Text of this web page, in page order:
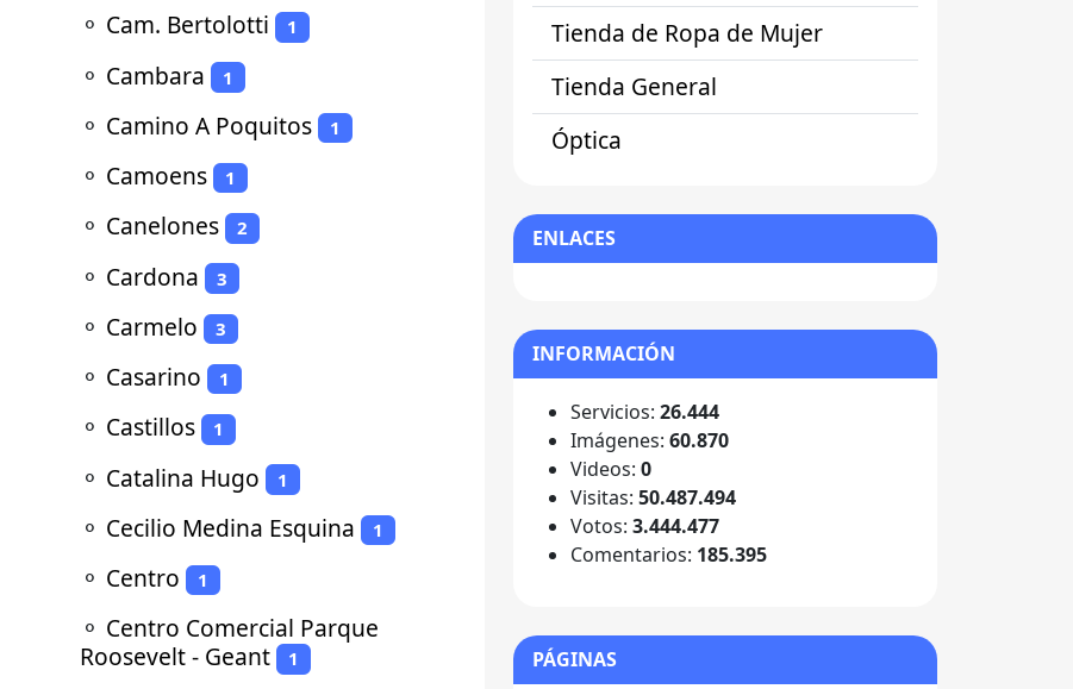
⚬ Cam. Bertolotti 1
⚬ Cambara 1
⚬ Camino A Poquitos 1
⚬ Camoens 1
⚬ Canelones 2
⚬ Cardona 3
⚬ Carmelo 3
⚬ Casarino 1
⚬ Castillos 1
⚬ Catalina Hugo 1
⚬ Cecilio Medina Esquina 1
⚬ Centro 1
⚬ Centro Comercial Parque
Roosevelt - Geant
1
Tienda de Ropa de Mujer
Tienda General
Óptica
ENLACES
INFORMACIÓN
Servicios: 26.444
Imágenes: 60.870
Videos: 0
Visitas: 50.487.494
Votos: 3.444.477
Comentarios: 185.395
PÁGINAS